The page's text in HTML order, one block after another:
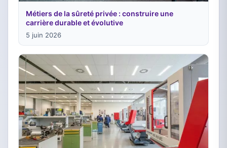
Métiers de la sûreté privée : construire une
carrière durable et évolutive
5 juin 2026